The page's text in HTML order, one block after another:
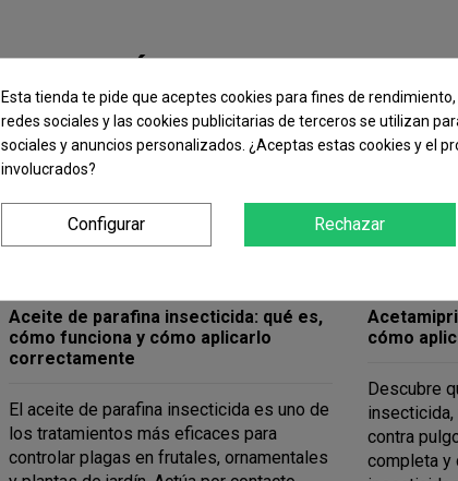
Actualidad, novedades y mucho más en el
Permetrina: qué es, para qué sirve y
diferencias con otros insecticidas
perteneciente al grupo de los piretroides
sintéticos, ampliamente utilizado para el
control de insectos rastreros y voladores.
efectivas
Los
pueden
aplicar los
Esta tienda te pide que aceptes cookies para fines de
redes sociales y las cookies publicitarias de terceros se utilizan
sociales y anuncios personalizados. ¿Aceptas estas cookies y el
involucrados?
Configurar Rechazar